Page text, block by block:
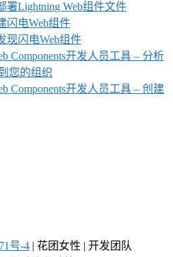
署Lightning Web组件文件
闪电Web组件
现闪电Web组件
Components开发人员工具 – 分析
您的组织
Components开发人员工具 – 创建
号-4 | 花团女性 | 开发团队